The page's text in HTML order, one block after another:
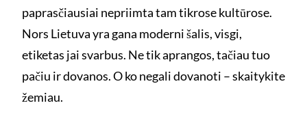
paprasčiausiai nepriimta tam tikrose kultūrose.
Nors Lietuva yra gana moderni šalis, visgi,
etiketas jai svarbus. Ne tik aprangos, tačiau tuo
pačiu ir dovanos. O ko negali dovanoti – skaitykite
žemiau.